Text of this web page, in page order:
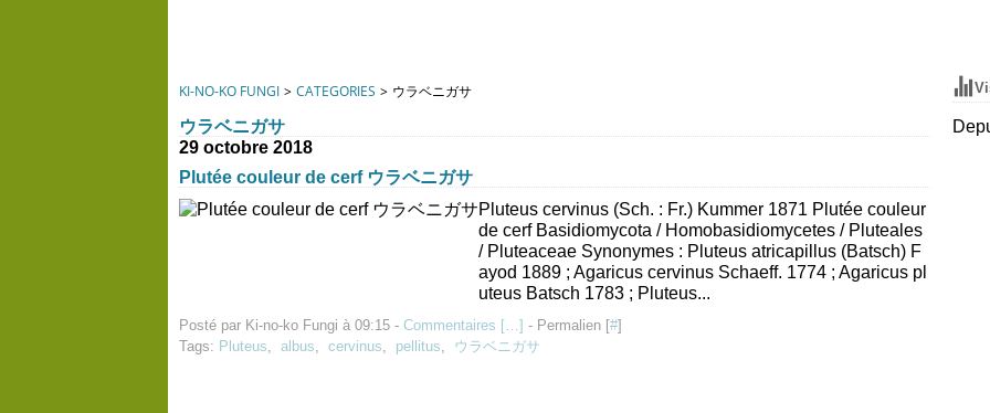
KI-NO-KO FUNGI > CATEGORIES > ウラベニガサ
ウラベニガサ
29 octobre 2018
Plutée couleur de cerf ウラベニガサ
Pluteus cervinus (Sch. : Fr.) Kummer 1871 Plutée couleur
de cerf Basidiomycota / Homobasidiomycetes / Pluteales
/ Pluteaceae Synonymes : Pluteus atricapillus (Batsch) F
ayod 1889 ; Agaricus cervinus Schaeff. 1774 ; Agaricus pl
uteus Batsch 1783 ; Pluteus...
Posté par Ki-no-ko Fungi à 09:15 - Commentaires […] - Permalien [#]
Tags: Pluteus, albus, cervinus, pellitus, ウラベニガサ